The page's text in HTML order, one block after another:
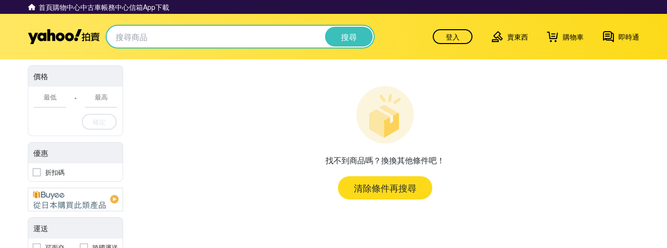
首頁購物中心中古車帳務中心信箱App下載
Yahoo拍賣 搜尋 登入 賣東西 購物車 即時通
價格
-
確定
優惠
折扣碼
運送
找不到商品嗎？換換其他條件吧！
清除條件再搜尋